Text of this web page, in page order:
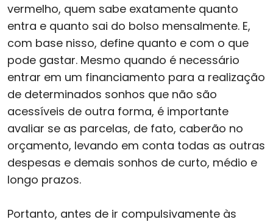
vermelho, quem sabe exatamente quanto
entra e quanto sai do bolso mensalmente. E,
com base nisso, define quanto e com o que
pode gastar. Mesmo quando é necessário
entrar em um financiamento para a realização
de determinados sonhos que não são
acessíveis de outra forma, é importante
avaliar se as parcelas, de fato, caberão no
orçamento, levando em conta todas as outras
despesas e demais sonhos de curto, médio e
longo prazos.
Portanto, antes de ir compulsivamente às